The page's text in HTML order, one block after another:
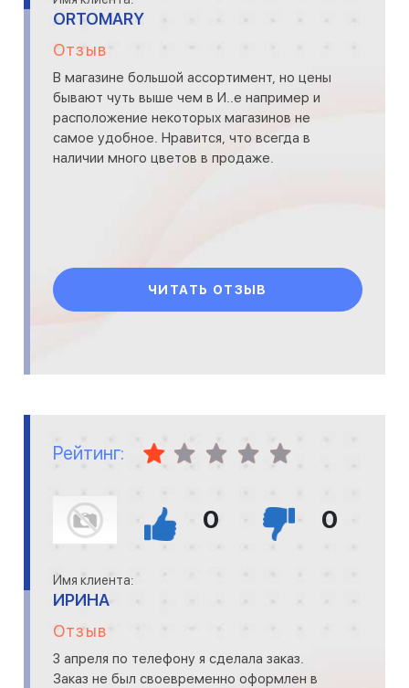
ORTOMARY
Отзыв
В магазине большой ассортимент, но цены
бывают чуть выше чем в И..е например и
расположение некоторых магазинов не
самое удобное. Нравится, что всегда в
наличии много цветов в продаже.
ЧИТАТЬ ОТЗЫВ
Рейтинг:
0 0
Имя клиента:
ИРИНА
Отзыв
3 апреля по телефону я сделала заказ.
Заказ не был своевременно оформлен в